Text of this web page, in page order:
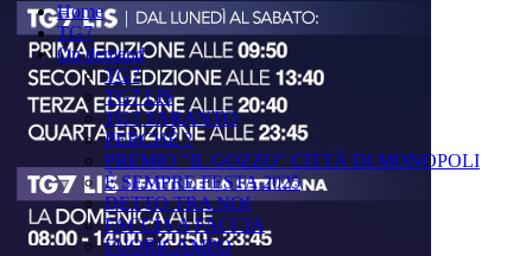
Home
TG7
On demand
TG7
TG7 LIS
TG7 TARANTO
PERCHÉ ?
PREMIO "IL GOZZO" CITTÀ DI MONOPOLI
È SEMPRE FESTA 2025
DETTO TRA NOI
FACCIA A FACCIA
FUORICAMPO